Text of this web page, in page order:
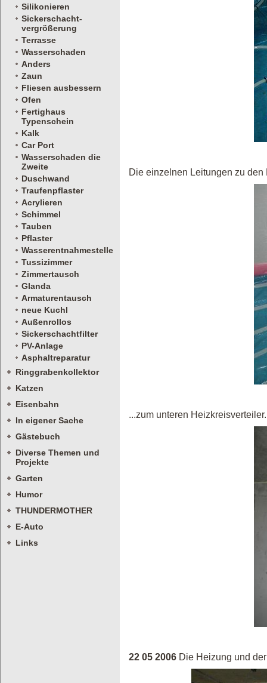
Silikonieren
Sickerschacht-
vergrößerung
Terrasse
Wasserschaden
Anders
Zaun
Fliesen ausbessern
Ofen
Fertighaus
Typenschein
Kalk
Car Port
Wasserschaden die
Zweite
Duschwand
Traufenpflaster
Acrylieren
Schimmel
Tauben
Pflaster
Wasserentnahmestelle
Tussizimmer
Zimmertausch
Glanda
Armaturentausch
neue Kuchl
Außenrollos
Sickerschachtfilter
PV-Anlage
Asphaltreparatur
Ringgrabenkollektor
Katzen
Eisenbahn
In eigener Sache
Gästebuch
Diverse Themen und
Projekte
Garten
Humor
THUNDERMOTHER
E-Auto
Links
Die einzelnen Leitungen zu
...zum unteren Heizkreisverteiler.
22 05 2006 Die Heizung und